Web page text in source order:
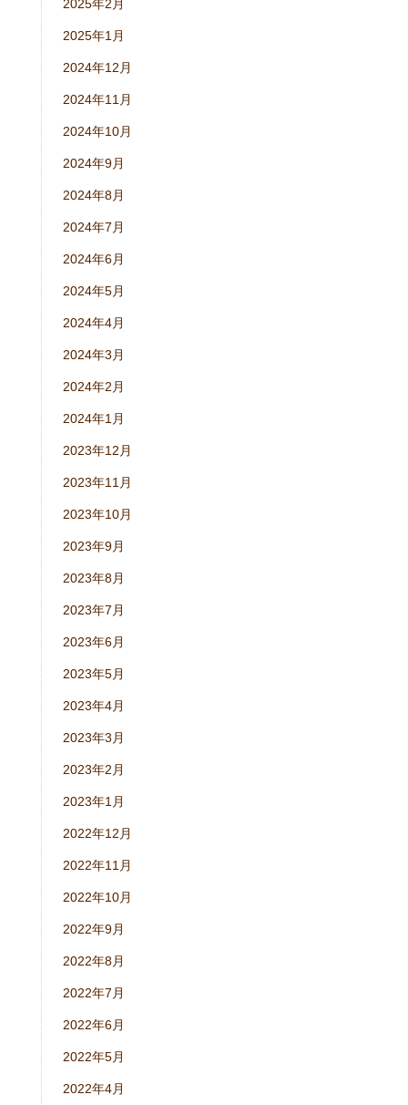
2025年2月
2025年1月
2024年12月
2024年11月
2024年10月
2024年9月
2024年8月
2024年7月
2024年6月
2024年5月
2024年4月
2024年3月
2024年2月
2024年1月
2023年12月
2023年11月
2023年10月
2023年9月
2023年8月
2023年7月
2023年6月
2023年5月
2023年4月
2023年3月
2023年2月
2023年1月
2022年12月
2022年11月
2022年10月
2022年9月
2022年8月
2022年7月
2022年6月
2022年5月
2022年4月